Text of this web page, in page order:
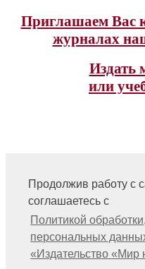
Продолжив работу с
соглашаетесь с
Политикой
персональных
«Издательство «Мир
Приглашаем Вас
журналах
Издать
или
На главную
Контакты, учредитель,
Политика обработки,
ООО «Издательство «Мир
science», LLC Материалы,
о защите авторских прав.